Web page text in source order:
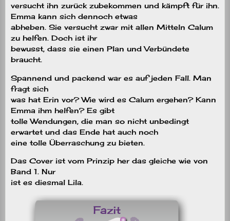
versucht ihn zurück zubekommen und kämpft für ihn.
Emma kann sich dennoch etwas
abheben. Sie versucht zwar mit allen Mitteln Calum
zu helfen. Doch ist ihr
bewusst, dass sie einen Plan und Verbündete
braucht.
Spannend und packend war es auf jeden Fall. Man
fragt sich
was hat Erin vor? Wie wird es Calum ergehen? Kann
Emma ihm helfen? Es gibt
tolle Wendungen, die man so nicht unbedingt
erwartet und das Ende hat auch noch
eine tolle Überraschung zu bieten.
Das Cover ist vom Prinzip her das gleiche wie von
Band 1. Nur
ist es diesmal Lila.